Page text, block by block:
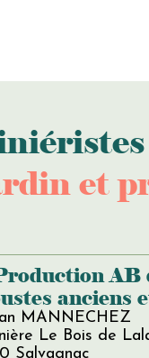
et
AB
anciens
MANNECHEZ
Le Bois de
Salvagnac